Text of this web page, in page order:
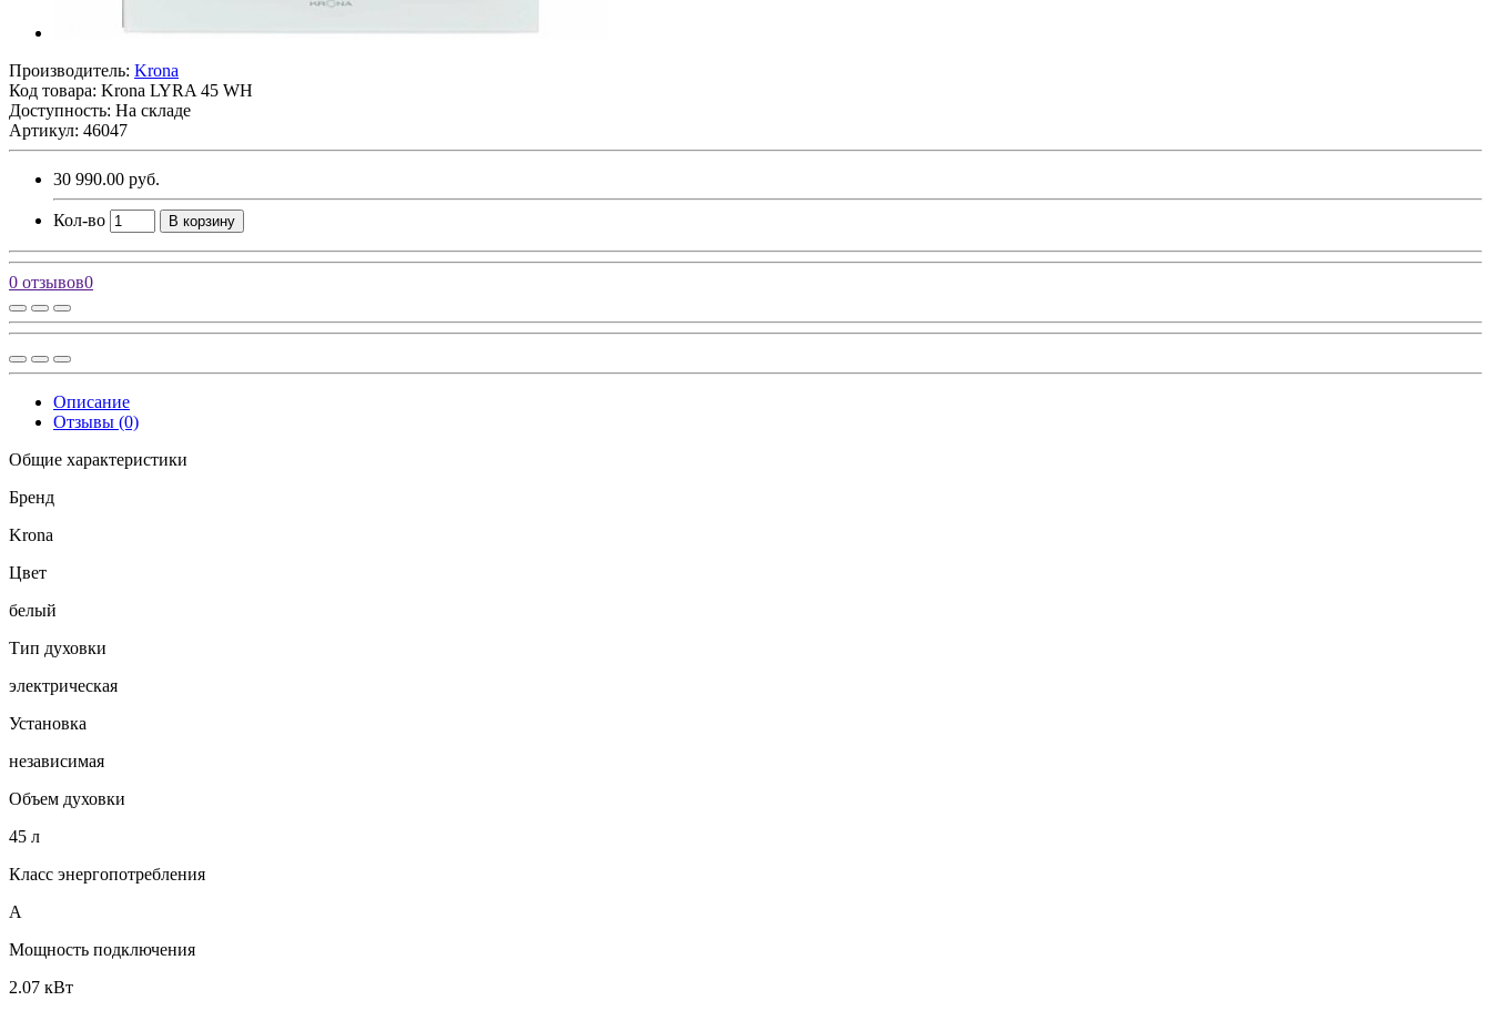
Производитель: Krona
Код товара: Krona LYRA 45 WH
Доступность: На складе
Артикул: 46047
30 990.00 руб.
Кол-во В корзину
0 отзывов0
Описание
Отзывы (0)
Общие характеристики
Бренд
Krona
Цвет
белый
Тип духовки
электрическая
Установка
независимая
Объем духовки
45 л
Класс энергопотребления
A
Мощность подключения
2.07 кВт